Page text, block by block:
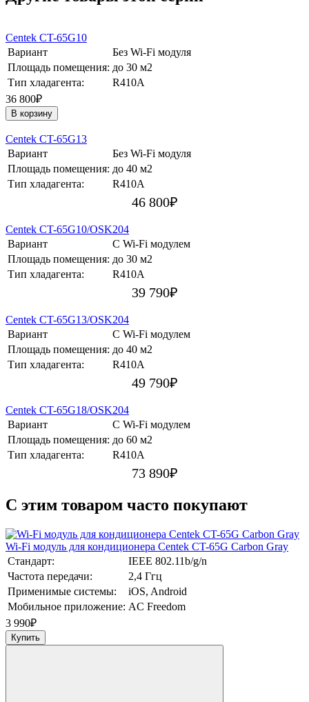
Centek CT-65G10
Вариант
Без Wi-Fi модуля
Площадь помещения: до 30 м2
Тип хладагента:
R410A
36 800₽
В корзину
Centek CT-65G13
Вариант
Без Wi-Fi модуля
Площадь помещения: до 40 м2
Тип хладагента:
R410A
46 800₽
Centek CT-65G10/OSK204
Вариант
С Wi-Fi модулем
Площадь помещения: до 30 м2
Тип хладагента:
R410A
39 790₽
Centek CT-65G13/OSK204
Вариант
С Wi-Fi модулем
Площадь помещения: до 40 м2
Тип хладагента:
R410A
49 790₽
Centek CT-65G18/OSK204
Вариант
С Wi-Fi модулем
Площадь помещения: до 60 м2
Тип хладагента:
R410A
73 890₽
C этим товаром часто покупают
Wi-Fi модуль для кондиционера Centek CT-65G Carbon Gray
Стандарт:
IEEE 802.11b/g/n
Частота передачи:
2,4 Ггц
Применимые системы:
iOS, Android
Мобильное приложение: AC Freedom
3 990₽
Купить